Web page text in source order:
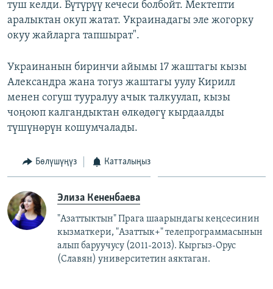
туш келди. Бүтүрүү кечеси болбойт. Мектепти
аралыктан окуп жатат. Украинадагы эле жогорку
окуу жайларга тапшырат".
Украинанын биринчи айымы 17 жаштагы кызы
Александра жана тогуз жаштагы уулу Кирилл
менен согуш тууралуу ачык талкуулап, кызы
чоңоюп калгандыктан өлкөдөгү кырдаалды
түшүнөрүн кошумчалады.
Бөлүшүңүз Катталыңыз
Элиза Кененбаева
"Азаттыктын" Прага шаарындагы кеңсесинин
кызматкери, "Азаттык+" телепрограммасынын
алып баруучусу (2011-2013). Кыргыз-Орус
(Славян) университетин аяктаган.